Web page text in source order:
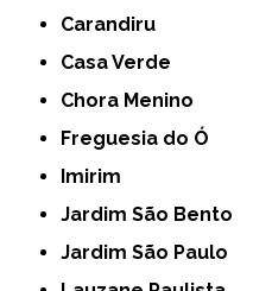
Carandiru
Casa Verde
Chora Menino
Freguesia do Ó
Imirim
Jardim São Bento
Jardim São Paulo